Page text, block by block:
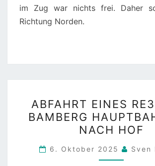
im Zug war nichts frei. Daher
Richtung Norden.
EINES
RE35
AUS
ABFAHRT EINES
BAMBERG
NACH HOF
6. Oktober 2025 Sven